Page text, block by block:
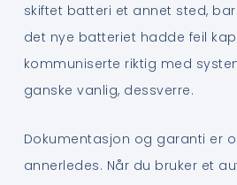
skiftet batteri et annet sted,
det nye batteriet hadde feil
kommuniserte riktig med
ganske vanlig, dessverre.
Dokumentasjon og garanti er
annerledes. Når du bruker et